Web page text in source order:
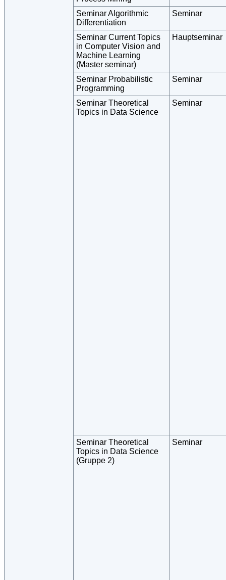
Seminar Algorithmic
Differentiation
Seminar
Seminar Current Topics
in Computer Vision and
Machine Learning
(Master seminar)
Hauptseminar
Seminar Probabilistic
Programming
Seminar
Seminar Theoretical
Topics in Data Science
Seminar
Seminar Theoretical
Topics in Data Science
(Gruppe 2)
Seminar